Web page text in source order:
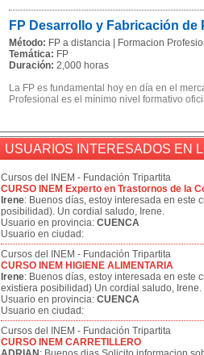
FP Desarrollo y Fabricación
Método: FP a distancia | Formacion
Temática: FP
Duración: 2,000 horas
La FP es fundamental hoy en día en el
Profesional es el mínimo nivel formativo
USUARIOS INTERESADOS EN
Cursos del INEM - Fundación Tripartita
CURSO INEM Experto en Trastornos de la
Irene: Buenos días, estoy interesada en este
posibilidad). Un cordial saludo, Irene.
Usuario en provincia: CUENCA
Usuario en ciudad:
Cursos del INEM - Fundación Tripartita
CURSO INEM HIGIENE ALIMENTARIA
Irene: Buenos días, estoy interesada en este
existiera posibilidad) Un cordial saludo, Irene.
Usuario en provincia: CUENCA
Usuario en ciudad:
Cursos del INEM - Fundación Tripartita
CURSO INEM CARRETILLERO